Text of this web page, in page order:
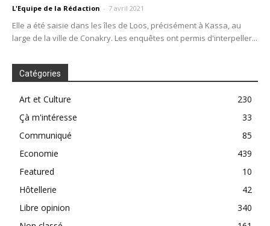
L'Equipe de la Rédaction - 7 avril 2021
Elle a été saisie dans les îles de Loos, précisément à Kassa, au
large de la ville de Conakry. Les enquêtes ont permis d'interpeller...
Catégories
Art et Culture
230
Çà m'intéresse
33
Communiqué
85
Economie
439
Featured
10
Hôtellerie
42
Libre opinion
340